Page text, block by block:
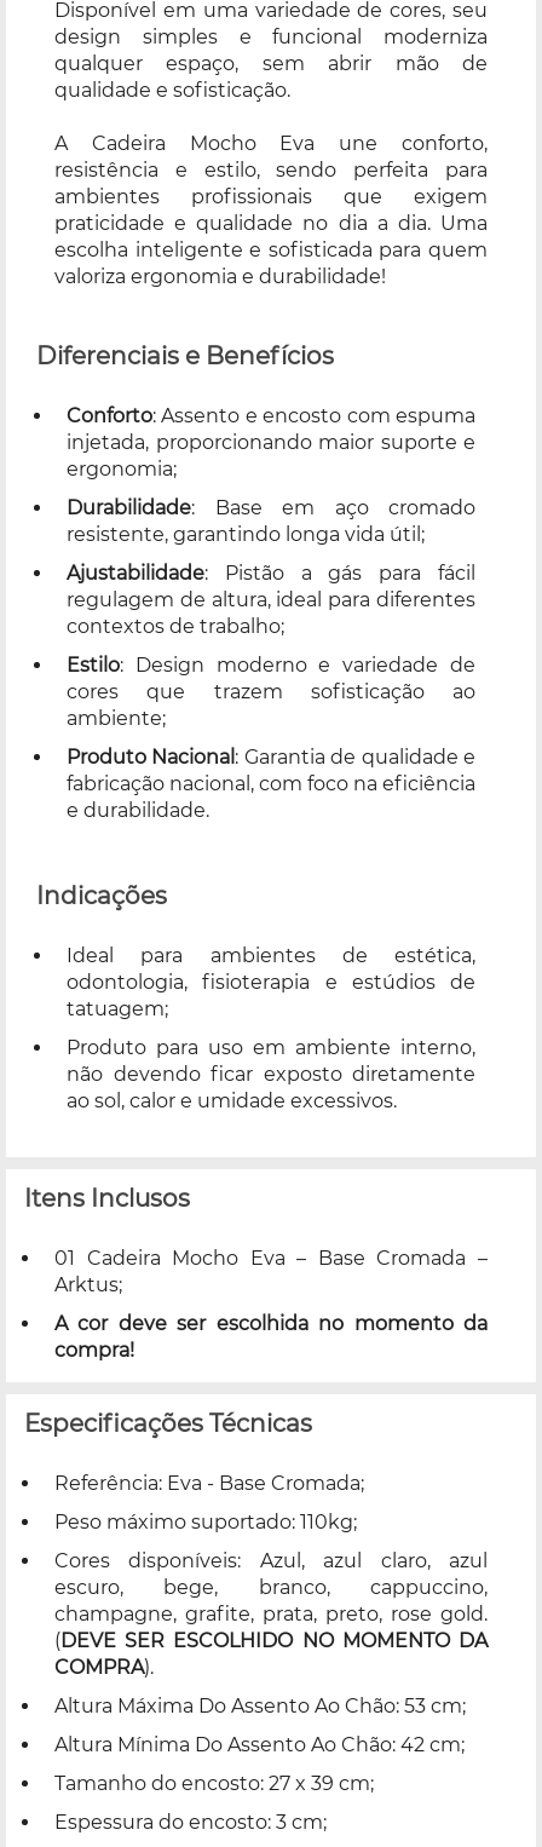
Disponível em uma variedade de cores, seu
design simples e funcional moderniza
qualquer espaço, sem abrir mão de
qualidade e sofisticação.
A Cadeira Mocho Eva une conforto,
resistência e estilo, sendo perfeita para
ambientes profissionais que exigem
praticidade e qualidade no dia a dia. Uma
escolha inteligente e sofisticada para quem
valoriza ergonomia e durabilidade!
Diferenciais e Benefícios
Conforto: Assento e encosto com espuma
injetada, proporcionando maior suporte e
ergonomia;
Durabilidade: Base em aço cromado
resistente, garantindo longa vida útil;
Ajustabilidade: Pistão a gás para fácil
regulagem de altura, ideal para diferentes
contextos de trabalho;
Estilo: Design moderno e variedade de
cores que trazem sofisticação ao
ambiente;
Produto Nacional : Garantia de qualidade e
fabricação nacional, com foco na eficiência
e durabilidade.
Indicações
Ideal para ambientes de estética,
odontologia, fisioterapia e estúdios de
tatuagem;
Produto para uso em ambiente interno,
não devendo ficar exposto diretamente
ao sol, calor e umidade excessivos.
Itens Inclusos
01 Cadeira Mocho Eva – Base Cromada –
Arktus;
A cor deve ser escolhida no momento da
compra!
Especificações Técnicas
Referência: Eva - Base Cromada;
Peso máximo suportado: 110kg;
Cores disponíveis: Azul, azul claro, azul
escuro, bege, branco, cappuccino,
champagne, grafite, prata, preto, rose gold.
(DEVE SER ESCOLHIDO NO MOMENTO DA
COMPRA).
Altura Máxima Do Assento Ao Chão: 53 cm;
Altura Mínima Do Assento Ao Chão: 42 cm;
Tamanho do encosto: 27 x 39 cm;
Espessura do encosto: 3 cm;